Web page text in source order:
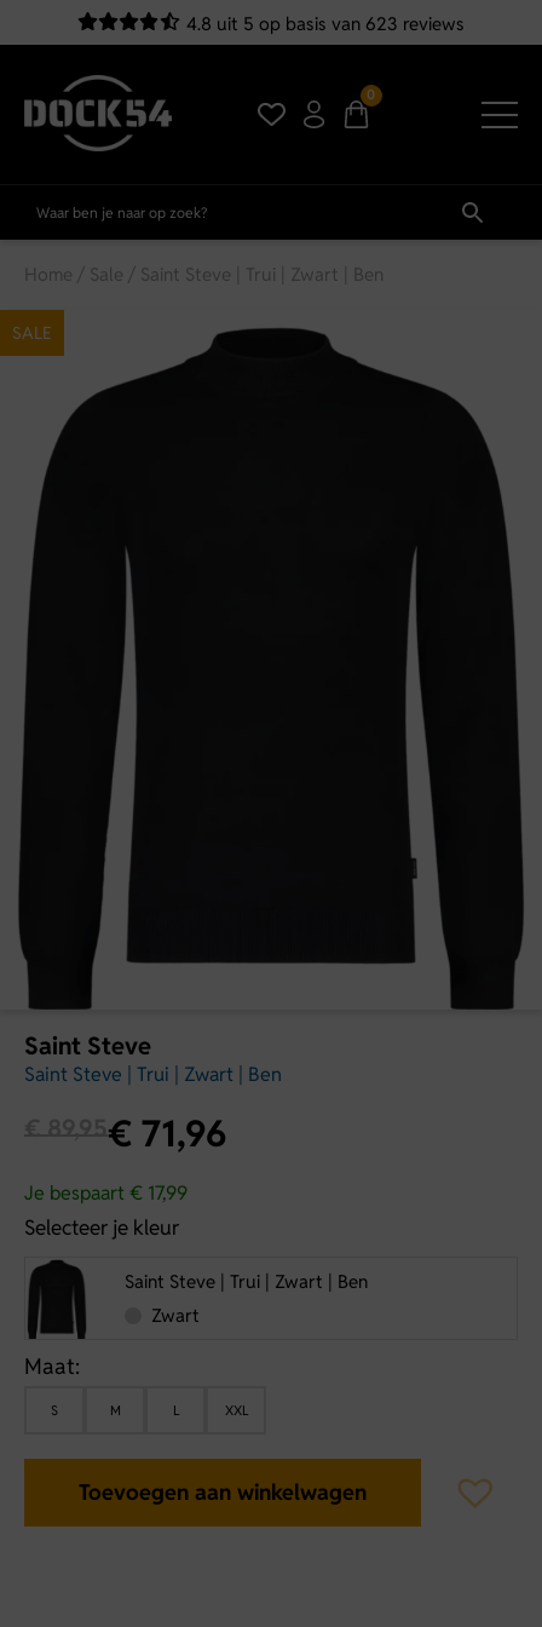
4.8 uit 5 op basis van 623 reviews
0
Home / Sale / Saint Steve | Trui | Zwart | Ben
SALE
Saint Steve
Saint Steve | Trui | Zwart | Ben
€ 71,96
Je bespaart € 17,99
Selecteer je kleur
Saint Steve | Trui | Zwart | Ben
Zwart
Maat:
S M L XXL
Toevoegen aan winkelwagen